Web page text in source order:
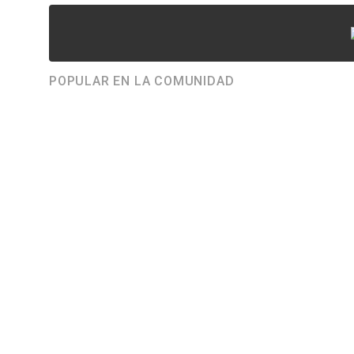
POPULAR EN LA COMUNIDAD